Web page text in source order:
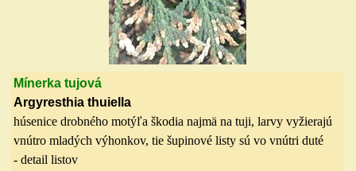
Mínerka tujová
Argyresthia thuiella
húsenice drobného motýľa škodia najmä na tuji, larvy vyžierajú
vnútro mladých výhonkov, tie šupinové listy sú vo vnútri duté
- detail listov